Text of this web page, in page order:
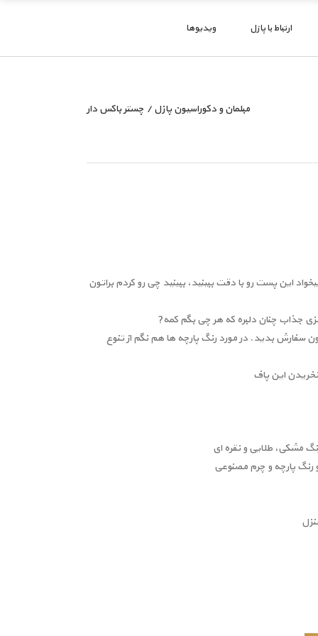
ارتباط با پازل ویدیوها
مبلمان و دکوراسیون پازل/ چستر باکس دار
این پست رو با دقت ببینید، ببینید چی رو کردم براتون
جذاب چنان دلبره که هر چی بگم کمه?
سفارش بدید. در مورد رنگ پارچه ها هم نگم از تنوع
این پاف
مشکی، طلایی و نقره ای